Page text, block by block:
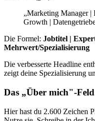
„Marketing Manager |
Growth |
Die Formel: Jobtitel |
Mehrwert/Spezialisierung
Die verbesserte Headline
zeigt deine Spezialisierung
Das „Über mich"-Feld
Hier hast du 2.600 Zeichen